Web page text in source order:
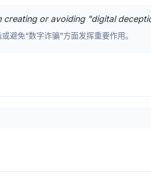
creating or avoiding "digital
避免“数字诈骗”方面发挥重要作用。